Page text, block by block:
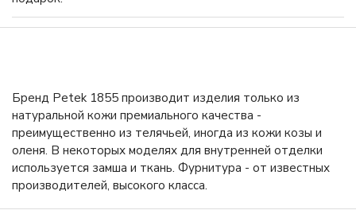
Бренд Petek 1855 производит изделия только из
натуральной кожи премиального качества -
преимущественно из телячьей, иногда из кожи козы и
оленя. В некоторых моделях для внутренней отделки
используется замша и ткань. Фурнитура - от известных
производителей, высокого класса.